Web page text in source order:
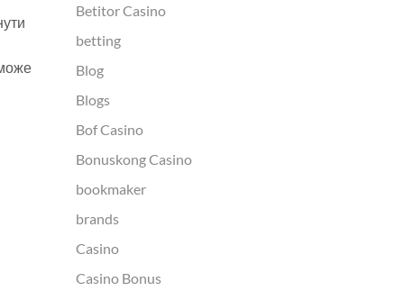
Betitor Casino
betting
Blog
Blogs
Bof Casino
Bonuskong Casino
bookmaker
brands
Casino
Casino Bonus